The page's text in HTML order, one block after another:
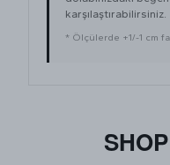
karşılaştırabilirsiniz.
* Ölçülerde +1/-1 cm